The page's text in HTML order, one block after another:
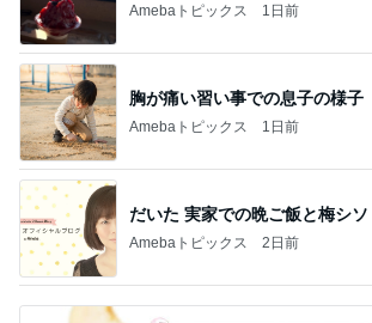
Amebaトピックス 1日前
胸が痛い習い事での息子の様子
Amebaトピックス 1日前
だいた 実家での晩ご飯と梅シソ
Amebaトピックス 2日前